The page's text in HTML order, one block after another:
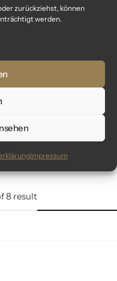
zurückziehst, können
werden.
Impressum
on frozen nature“ – 6
Vintage mint grün ice
8 result